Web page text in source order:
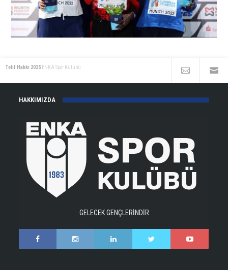
Telif Hakkı 2025 ENKA Spor Kulübü
HAKKIMIZDA
GELECEK GENÇLERİNDİR